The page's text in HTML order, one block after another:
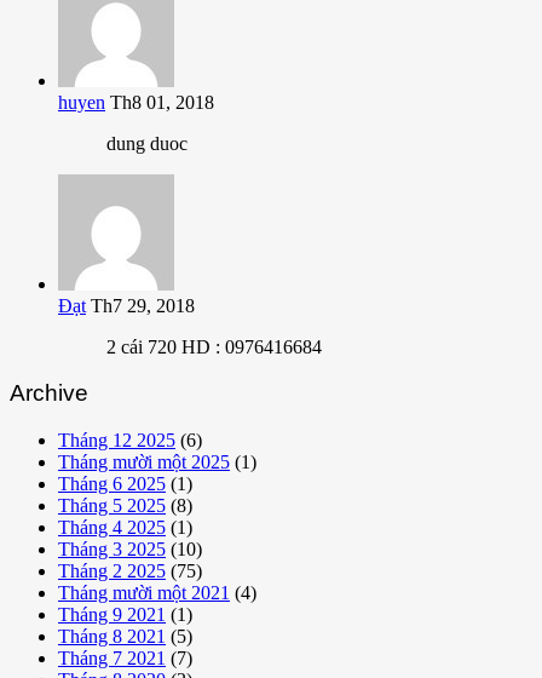
huyen Th8 01, 2018
dung duoc
Đạt Th7 29, 2018
2 cái 720 HD : 0976416684
Archive
Tháng 12 2025 (6)
Tháng mười một 2025 (1)
Tháng 6 2025 (1)
Tháng 5 2025 (8)
Tháng 4 2025 (1)
Tháng 3 2025 (10)
Tháng 2 2025 (75)
Tháng mười một 2021 (4)
Tháng 9 2021 (1)
Tháng 8 2021 (5)
Tháng 7 2021 (7)